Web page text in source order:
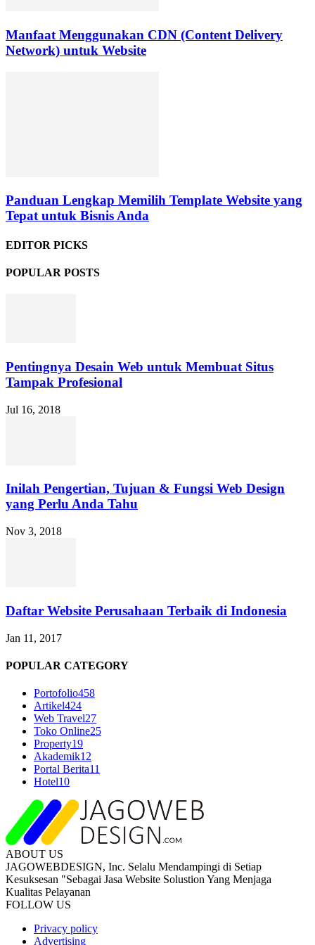
Manfaat Menggunakan CDN (Content Delivery
Network) untuk Website
Panduan Lengkap Memilih Template Website yang
Tepat untuk Bisnis Anda
EDITOR PICKS
POPULAR POSTS
Pentingnya Desain Web untuk Membuat Situs
Tampak Profesional
Jul 16, 2018
Inilah Pengertian, Tujuan & Fungsi Web Design
yang Perlu Anda Tahu
Nov 3, 2018
Daftar Website Perusahaan Terbaik di Indonesia
Jan 11, 2017
POPULAR CATEGORY
Portofolio458
Artikel424
Web Travel27
Toko Online25
Property19
Akademik12
Portal Berita11
Hotel10
ABOUT US
JAGOWEBDESIGN, Inc. Selalu Mendampingi di Setiap
Kesuksesan "Sebagai Jasa Website Solustion Yang Menjaga
Kualitas Pelayanan
FOLLOW US
Privacy policy
Advertising